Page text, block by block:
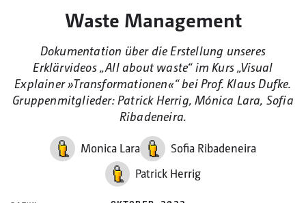
Waste Management
Dokumentation über die Erstellung unseres
Erklärvideos „All about waste“ im Kurs „Visual
Explainer »Transformationen«“ bei Prof. Klaus Dufke.
Gruppenmitglieder: Patrick Herrig, Mónica Lara, Sofia
Ribadeneira.
Monica Lara
Sofia Ribadeneira
Patrick Herrig